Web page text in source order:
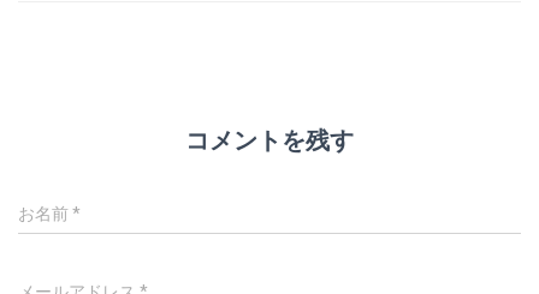
コメントを残す
お名前*